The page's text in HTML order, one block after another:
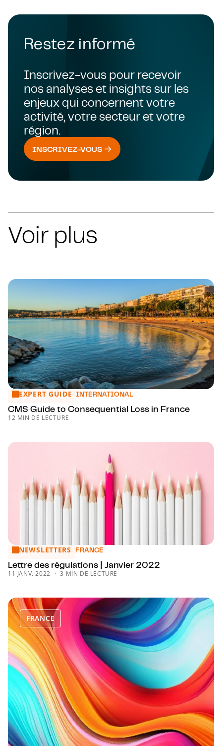
Restez informé
Inscrivez-vous pour recevoir
nos analyses et insights sur les
enjeux qui concernent votre
activité, votre secteur et votre
région.
INSCRIVEZ-VOUS
Voir plus
CMS Guide to Consequential Loss in France
EXPERT GUIDE INTERNATIONAL
CMS Guide to Consequential Loss in France
12 MIN DE LECTURE
Lettre des régulations | Janvier 2022
NEWSLETTERS FRANCE
Lettre des régulations | Janvier 2022
11 JANV. 2022 3 MIN DE LECTURE
FRANCE